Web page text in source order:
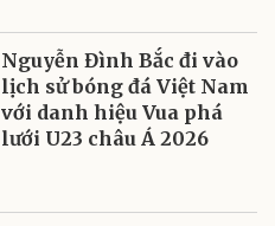
Nguyễn Đình Bắc đi vào
lịch sử bóng đá Việt Nam
với danh hiệu Vua phá
lưới U23 châu Á 2026